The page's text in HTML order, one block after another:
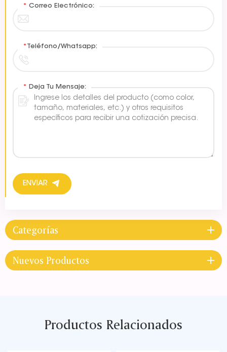
* Correo Electrónico:
* Teléfono/Whatsapp:
* Deja Tu Mensaje:
ENVIAR
Categorías
Nuevos Productos
Productos Relacionados